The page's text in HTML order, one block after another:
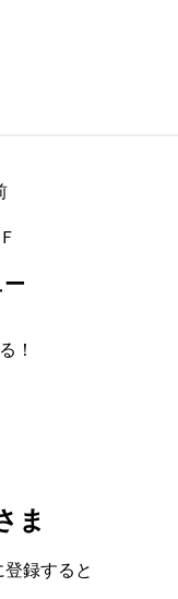
！
ま
録すると